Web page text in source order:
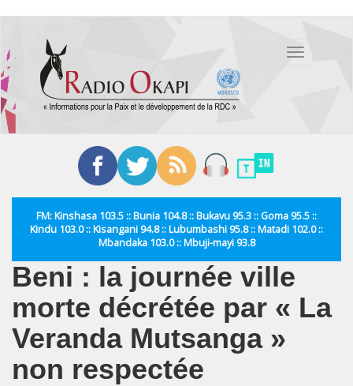
contenu
principal
Toggle
FM: Kinshasa 103.5 :: Bunia 104.8 :: Bukavu 95.3 :: Goma 95.5 ::
Kindu 103.0 :: Kisangani 94.8 :: Lubumbashi 95.8 :: Matadi 102.0 ::
Mbandaka 103.0 :: Mbuji-mayi 93.8
Beni : la journée ville
morte décrétée par « La
Veranda Mutsanga »
non respectée